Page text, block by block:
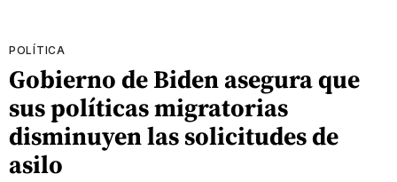
POLÍTICA
Gobierno de Biden asegura que
sus políticas migratorias
disminuyen las solicitudes de
asilo